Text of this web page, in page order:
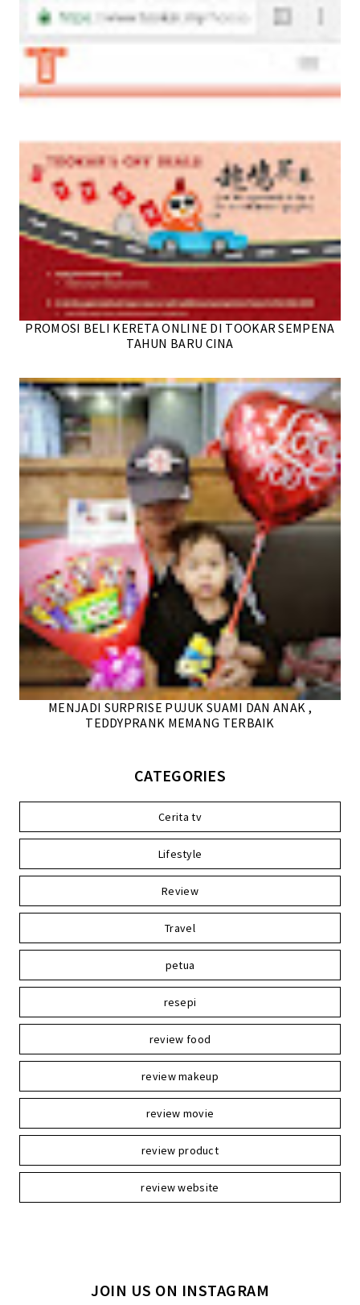
PROMOSI BELI KERETA ONLINE DI TOOKAR SEMPENA
TAHUN BARU CINA
MENJADI SURPRISE PUJUK SUAMI DAN ANAK ,
TEDDYPRANK MEMANG TERBAIK
CATEGORIES
Cerita tv
Lifestyle
Review
Travel
petua
resepi
review food
review makeup
review movie
review product
review website
JOIN US ON INSTAGRAM